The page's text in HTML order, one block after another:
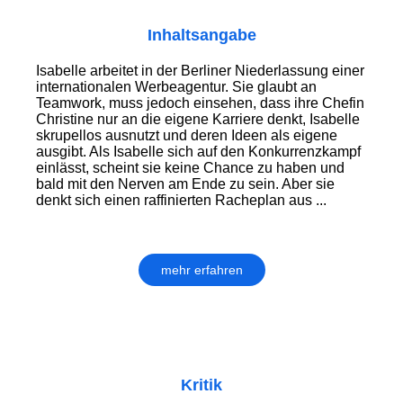
Inhaltsangabe
Isabelle arbeitet in der Berliner Nieder­lassung einer
internationalen Werbeagentur. Sie glaubt an
Teamwork, muss jedoch einsehen, dass ihre Chefin
Christine nur an die eigene Karriere denkt, Isabelle
skrupel­los ausnutzt und deren Ideen als eigene
ausgibt. Als Isabelle sich auf den Konkurrenzkampf
einlässt, scheint sie keine Chance zu haben und
bald mit den Nerven am Ende zu sein. Aber sie
denkt sich einen raffinierten Racheplan aus ...
mehr erfahren
Kritik